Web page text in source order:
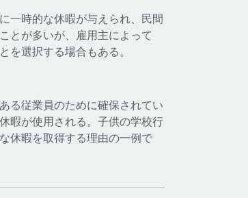
一時的な休暇が与えられ、民間
とが多いが、雇用主によって
を選択する場合もある。
る従業員のために確保されてい
暇が使用される。子供の学校行
休暇を取得する理由の一例で